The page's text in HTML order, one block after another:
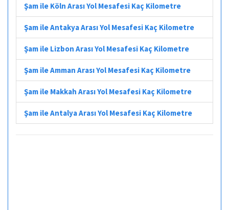
Şam ile Köln Arası Yol Mesafesi Kaç Kilometre
Şam ile Antakya Arası Yol Mesafesi Kaç Kilometre
Şam ile Lizbon Arası Yol Mesafesi Kaç Kilometre
Şam ile Amman Arası Yol Mesafesi Kaç Kilometre
Şam ile Makkah Arası Yol Mesafesi Kaç Kilometre
Şam ile Antalya Arası Yol Mesafesi Kaç Kilometre